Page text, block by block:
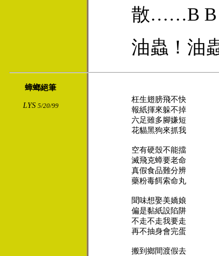
散……B B
油蟲！油
蟑螂絕筆
LYS 5/20/99
枉生翅膀飛不快
報紙揮來躲不掉
六足雖多腳嫌短
花貓黑狗來抓我
空有硬殼不能擋
滅飛克蟑要老命
真假食品難分辨
藥粉毒餌索命丸
聞味想娶美嬌娘
偏是黏紙設陷阱
不走不走我要走
再不抽身會完蛋
搬到鄉間渡假去